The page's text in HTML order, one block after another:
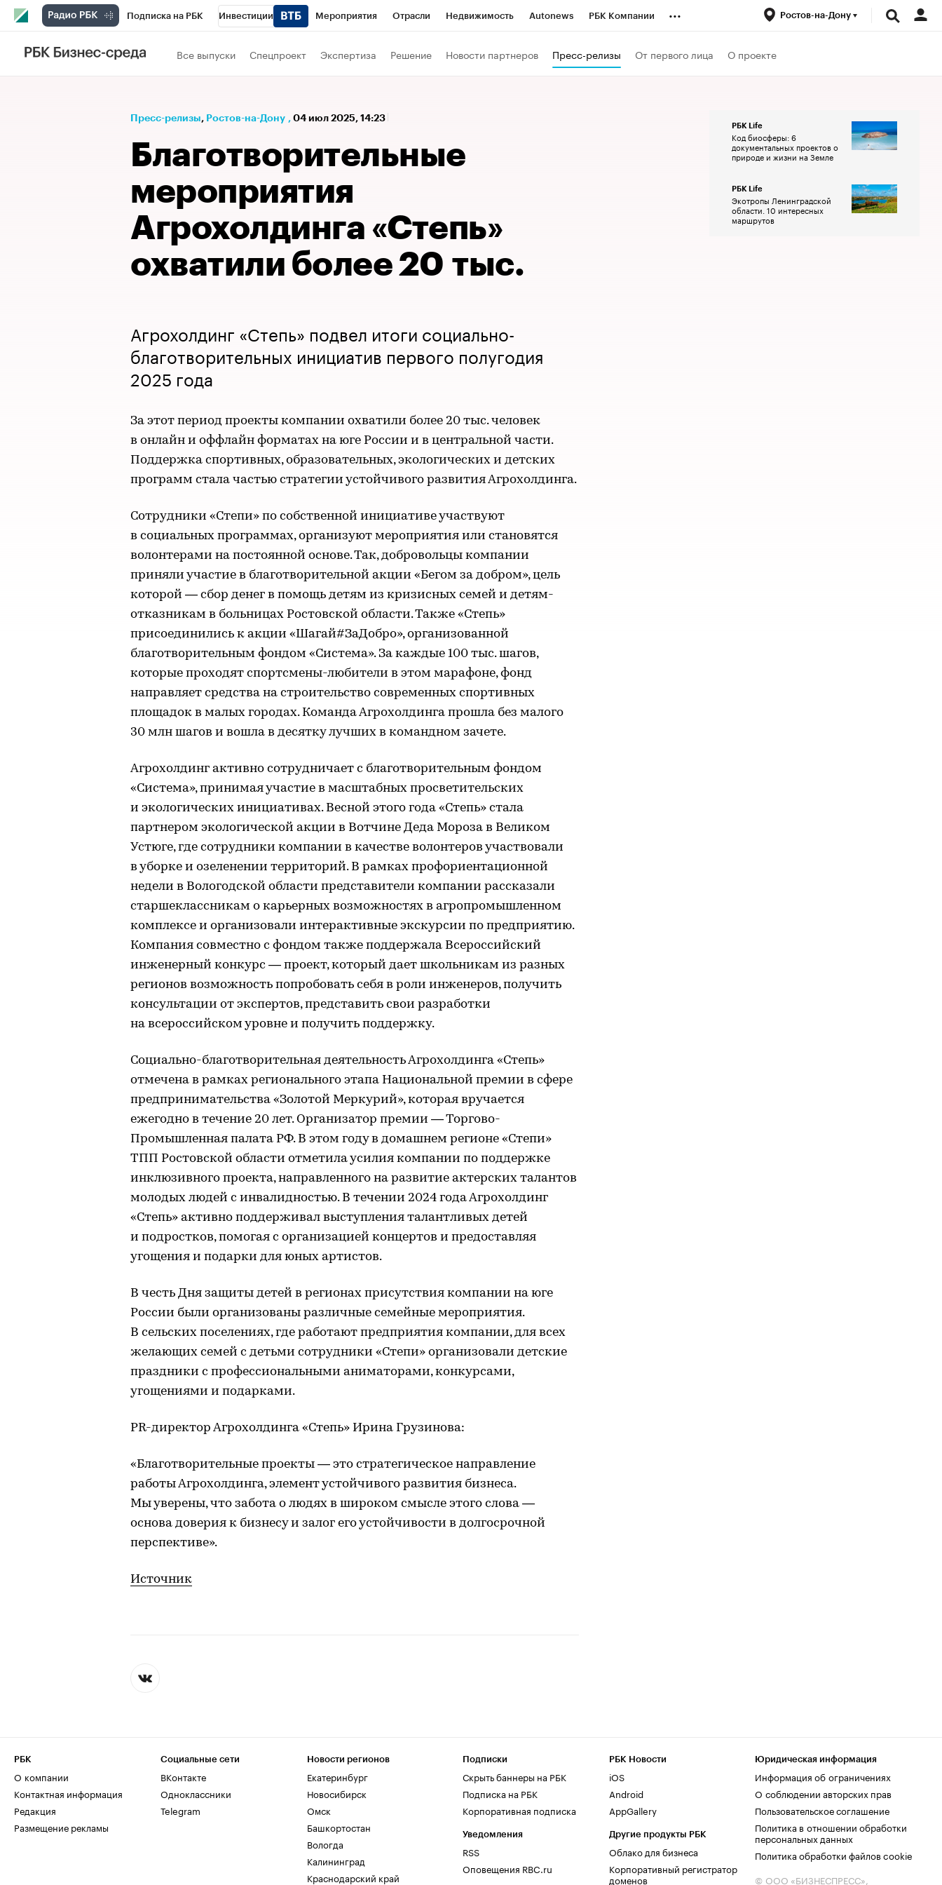
Подписка на РБК Инвестиции Мероприятия Отрасли Недвижимость Autonews РБК Компании
Телеканал
Спецпроекты
... Ростов-на-Дону
Все выпуски Спецпроект Экспертиза Решение Новости партнеров Пресс-релизы От первого лица О проекте
Пресс-релизы⁠, Ростов-на-Дону , 04 июл 2025, 14:23
Благотворительные
мероприятия
Агрохолдинга «Степь»
охватили более 20 тыс.
Агрохолдинг «Степь» подвел итоги социально-
благотворительных инициатив первого полугодия
2025 года
За этот период проекты компании охватили более 20 тыс. человек
в онлайн и оффлайн форматах на юге России и в центральной части.
Поддержка спортивных, образовательных, экологических и детских
программ стала частью стратегии устойчивого развития Агрохолдинга.
Сотрудники «Степи» по собственной инициативе участвуют
в социальных программах, организуют мероприятия или становятся
волонтерами на постоянной основе. Так, добровольцы компании
приняли участие в благотворительной акции «Бегом за добром», цель
которой — сбор денег в помощь детям из кризисных семей и детям-
отказникам в больницах Ростовской области. Также «Степь»
присоединились к акции «Шагай#ЗаДобро», организованной
благотворительным фондом «Система». За каждые 100 тыс. шагов,
которые проходят спортсмены-любители в этом марафоне, фонд
направляет средства на строительство современных спортивных
площадок в малых городах. Команда Агрохолдинга прошла без малого
30 млн шагов и вошла в десятку лучших в командном зачете.
Агрохолдинг активно сотрудничает с благотворительным фондом
«Система», принимая участие в масштабных просветительских
и экологических инициативах. Весной этого года «Степь» стала
партнером экологической акции в Вотчине Деда Мороза в Великом
Устюге, где сотрудники компании в качестве волонтеров участвовали
в уборке и озеленении территорий. В рамках профориентационной
недели в Вологодской области представители компании рассказали
старшеклассникам о карьерных возможностях в агропромышленном
комплексе и организовали интерактивные экскурсии по предприятию.
Компания совместно с фондом также поддержала Всероссийский
инженерный конкурс — проект, который дает школьникам из разных
регионов возможность попробовать себя в роли инженеров, получить
консультации от экспертов, представить свои разработки
на всероссийском уровне и получить поддержку.
Социально-благотворительная деятельность Агрохолдинга «Степь»
отмечена в рамках регионального этапа Национальной премии в сфере
предпринимательства «Золотой Меркурий», которая вручается
ежегодно в течение 20 лет. Организатор премии — Торгово-
Промышленная палата РФ. В этом году в домашнем регионе «Степи»
ТПП Ростовской области отметила усилия компании по поддержке
инклюзивного проекта, направленного на развитие актерских талантов
молодых людей с инвалидностью. В течении 2024 года Агрохолдинг
«Степь» активно поддерживал выступления талантливых детей
и подростков, помогая с организацией концертов и предоставляя
угощения и подарки для юных артистов.
В честь Дня защиты детей в регионах присутствия компании на юге
России были организованы различные семейные мероприятия.
В сельских поселениях, где работают предприятия компании, для всех
желающих семей с детьми сотрудники «Степи» организовали детские
праздники с профессиональными аниматорами, конкурсами,
угощениями и подарками.
PR-директор Агрохолдинга «Степь» Ирина Грузинова:
«Благотворительные проекты — это стратегическое направление
работы Агрохолдинга, элемент устойчивого развития бизнеса.
Мы уверены, что забота о людях в широком смысле этого слова —
основа доверия к бизнесу и залог его устойчивости в долгосрочной
перспективе».
Источник
РБК Life
Код биосферы: 6
документальных проектов о
природе и жизни на Земле
РБК Life
Экотропы Ленинградской
области. 10 интересных
маршрутов
РБК
О компании
Контактная информация
Редакция
Размещение рекламы
Социальные сети
ВКонтакте
Одноклассники
Telegram
Новости регионов
Екатеринбург
Новосибирск
Омск
Башкортостан
Вологда
Калининград
Краснодарский край
Подписки
Скрыть баннеры на РБК
Подписка на РБК
Корпоративная подписка
Уведомления
RSS
Оповещения RBC.ru
РБК Новости
iOS
Android
AppGallery
Другие продукты РБК
Облако для бизнеса
Корпоративный регистратор
доменов
Юридическая информация
Информация об ограничениях
О соблюдении авторских прав
Пользовательское соглашение
Политика в отношении обработки
персональных данных
Политика обработки файлов cookie
© ООО «БИЗНЕСПРЕСС»,